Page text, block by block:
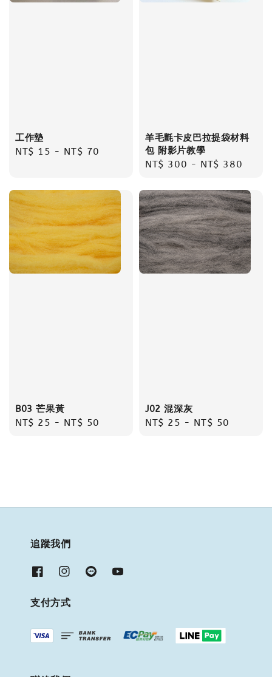
工作墊
Regular
NT$ 15 - NT$ 70
羊毛氈卡皮巴拉提袋材料
包 附影片教學
Regular
NT$ 300 - NT$ 380
B03 芒果黃
Regular
NT$ 25 - NT$ 50
J02 混深灰
Regular
NT$ 25 - NT$ 50
追蹤我們
支付方式